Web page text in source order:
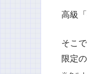
高級
そこ
限定